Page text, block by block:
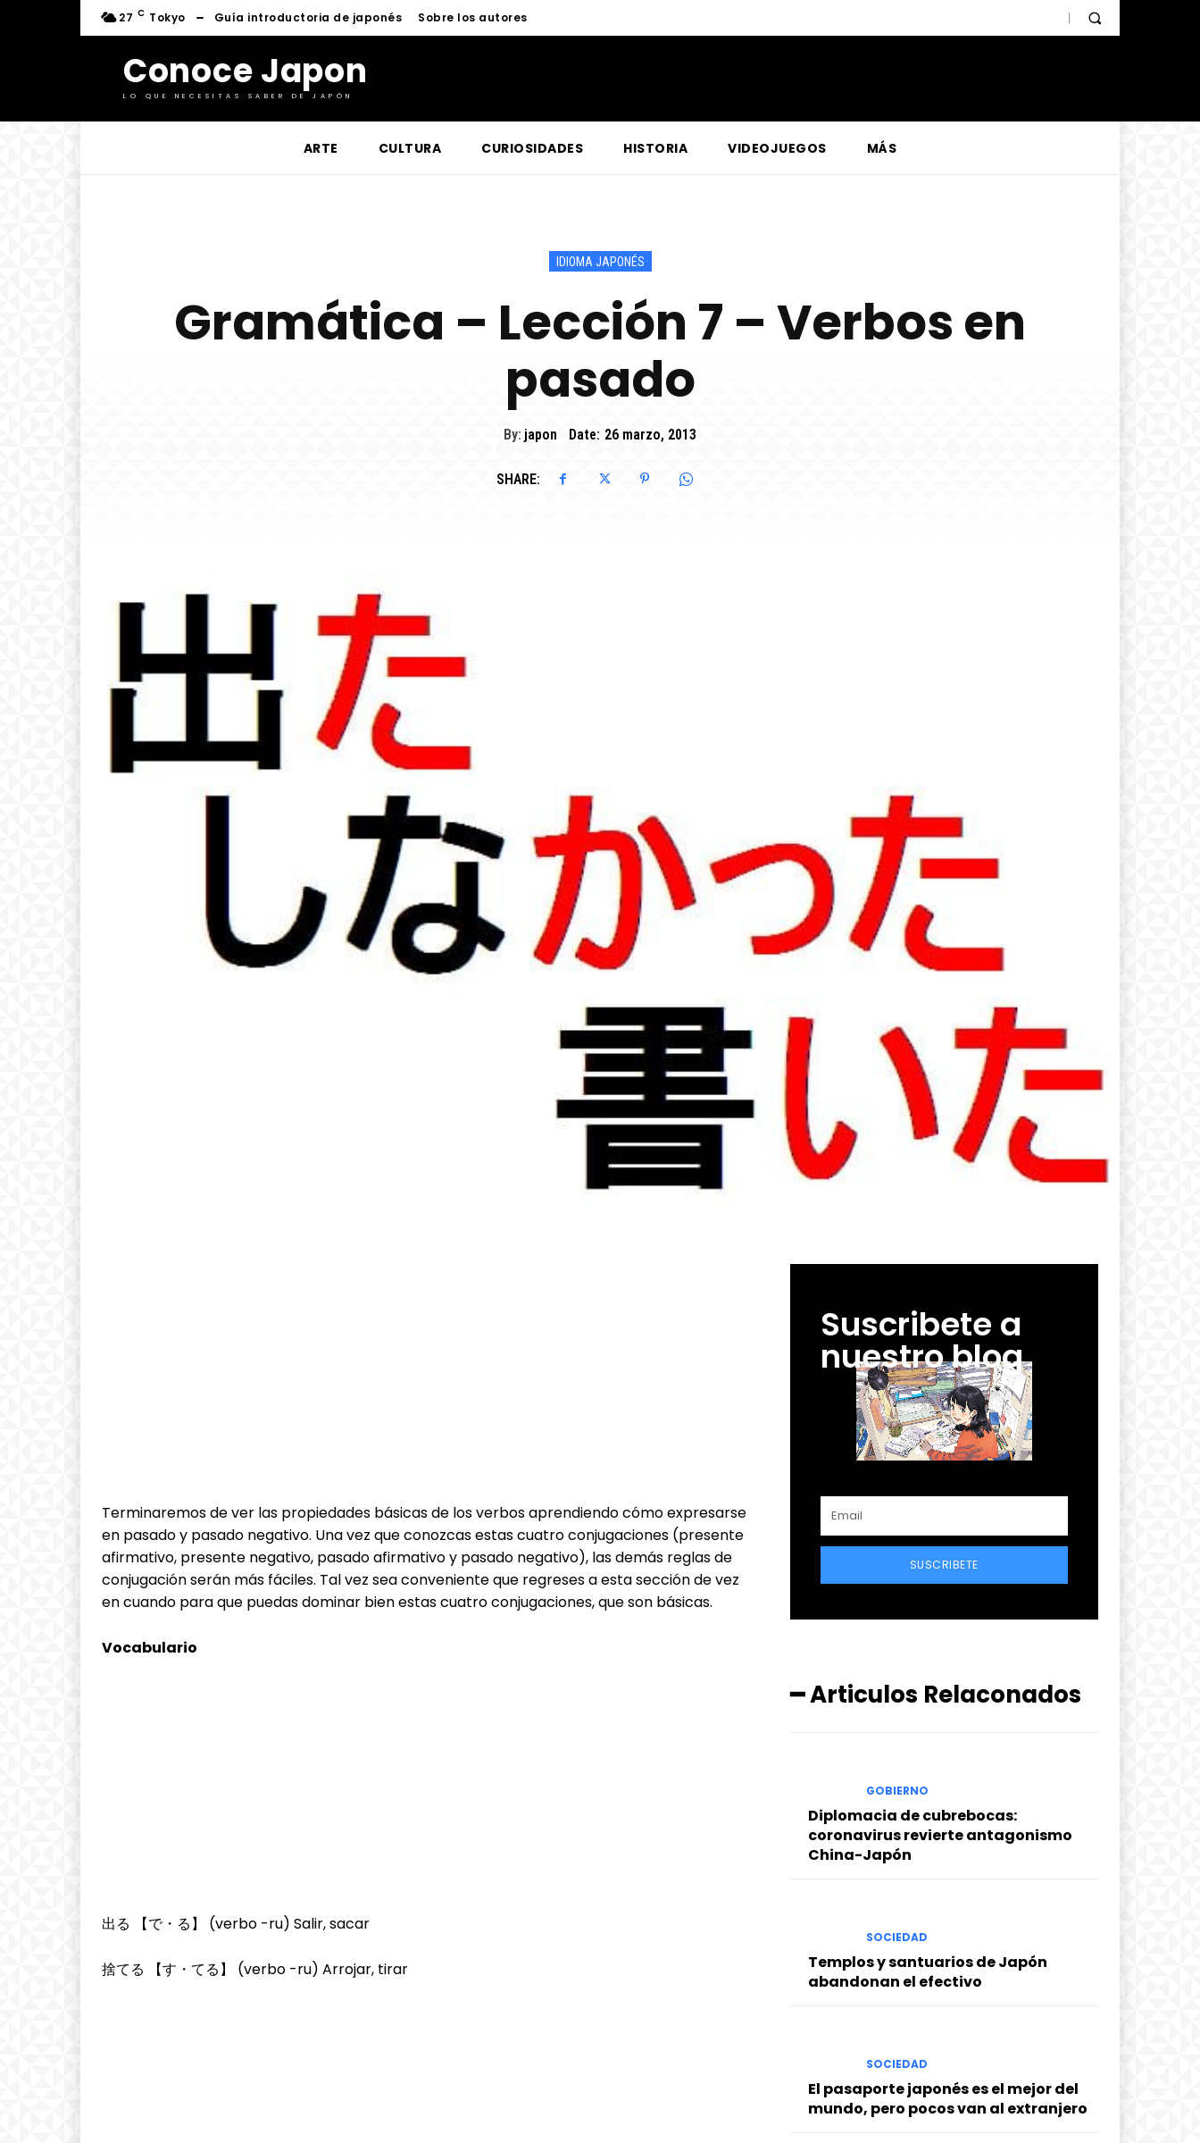
27 C Tokyo Guía introductoria de japonés Sobre los autores
Conoce Japon
LO QUE NECESITAS SABER DE JAPÓN
ARTE CULTURA CURIOSIDADES HISTORIA VIDEOJUEGOS MÁS
IDIOMA JAPONÉS
Gramática – Lección 7 – Verbos en
pasado
By: japon Date: 26 marzo, 2013
SHARE:
Terminaremos de ver las propiedades básicas de los verbos aprendiendo cómo expresarse
en pasado y pasado negativo. Una vez que conozcas estas cuatro conjugaciones (presente
afirmativo, presente negativo, pasado afirmativo y pasado negativo), las demás reglas de
conjugación serán más fáciles. Tal vez sea conveniente que regreses a esta sección de vez
en cuando para que puedas dominar bien estas cuatro conjugaciones, que son básicas.
Vocabulario
出る 【で・る】 (verbo -ru) Salir, sacar
捨てる 【す・てる】 (verbo -ru) Arrojar, tirar
Suscribete a
nuestro blog
SUSCRIBETE
━ Articulos Relaconados
GOBIERNO
Diplomacia de cubrebocas:
coronavirus revierte antagonismo
China-Japón
SOCIEDAD
Templos y santuarios de Japón
abandonan el efectivo
SOCIEDAD
El pasaporte japonés es el mejor del
mundo, pero pocos van al extranjero